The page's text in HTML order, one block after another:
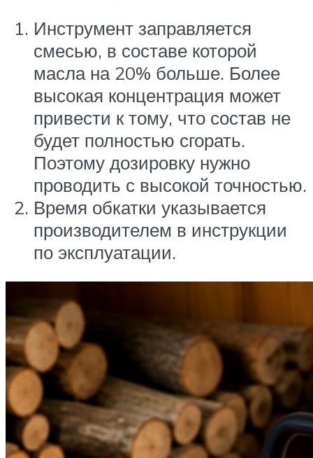
Инструмент заправляется
смесью, в составе которой
масла на 20% больше. Более
высокая концентрация может
привести к тому, что состав не
будет полностью сгорать.
Поэтому дозировку нужно
проводить с высокой точностью.
Время обкатки указывается
производителем в инструкции
по эксплуатации.